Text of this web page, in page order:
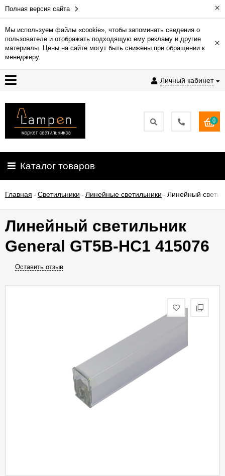
Полная версия сайта ×
Мы используем файлы «cookie», чтобы запоминать сведения о
пользователе и отображать подходящую ему рекламу и другие
материалы. Цены на сайте могут быть снижены при обращении к
менеджеру.
×
Личный кабинет
Гарантия
Доставка
и
Контакты
освещения
О
0
Каталог товаров
Главная - Светильники - Линейные светильники - Линейный
Линейный светильник
General GT5B-HC1 415076
Оставить отзыв